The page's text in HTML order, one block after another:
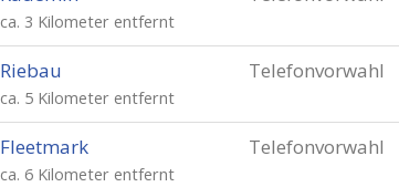
ca. 3 Kilometer entfernt
Telefonvorwahl
Riebau
ca. 5 Kilometer entfernt
Telefonvorwahl
Fleetmark
ca. 6 Kilometer entfernt